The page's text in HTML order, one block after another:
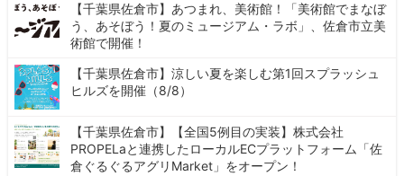
【千葉県佐倉市】あつまれ、美術館！「美術館でまなぼ
う、あそぼう！夏のミュージアム・ラボ」、佐倉市立美
術館で開催！
【千葉県佐倉市】涼しい夏を楽しむ第1回スプラッシュ
ヒルズを開催（8/8）
【千葉県佐倉市】【全国5例目の実装】株式会社
PROPELaと連携したローカルECプラットフォーム「佐
倉ぐるぐるアグリMarket」をオープン！